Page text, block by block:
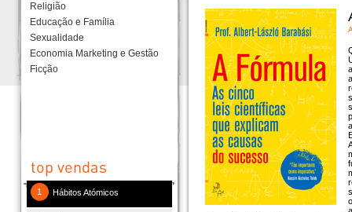
Religião
Educação e Família
Sexualidade
Economia Marketing e Gestão
Ficção
1 Hábitos Atómicos